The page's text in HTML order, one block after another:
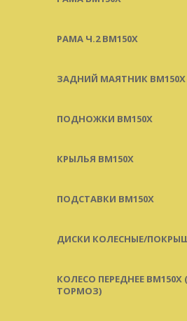
РАМА Ч.2 BM150X
ЗАДНИЙ МАЯТНИК BM150X
ПОДНОЖКИ BM150X
КРЫЛЬЯ BM150X
ПОДСТАВКИ BM150X
ДИСКИ КОЛЕСНЫЕ/
КОЛЕСО ПЕРЕДНЕЕ
ТОРМОЗ)